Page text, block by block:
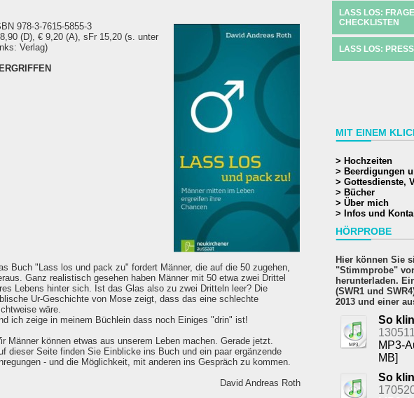
978-3-7615-5855-3
(D), € 9,20 (A), sFr 15,20 (s. unter
Verlag)
Buch "Lass los und pack zu" fordert Männer, die auf die 50 zugehen,
Ganz realistisch gesehen haben Männer mit 50 etwa zwei Drittel
Lebens hinter sich. Ist das Glas also zu zwei Dritteln leer? Die
Ur-Geschichte von Mose zeigt, dass das eine schlechte
wäre.
ich zeige in meinem Büchlein dass noch Einiges "drin" ist!
Männer können etwas aus unserem Leben machen. Gerade jetzt.
dieser Seite finden Sie Einblicke ins Buch und ein paar ergänzende
- und die Möglichkeit, mit anderen ins Gespräch zu kommen.
David Andreas Roth
LASS LOS:
CHECKLISTEN
LASS LOS:
MIT EINEM
> Hochzeiten
> Beerdigungen
> Gottesdienste,
> Bücher
> Über mich
> Infos und
HÖRPROBE
Hier können Sie
"Stimmprobe"
herunterladen.
(SWR1 und
2013 und einer
So
MP3-
MB]
So